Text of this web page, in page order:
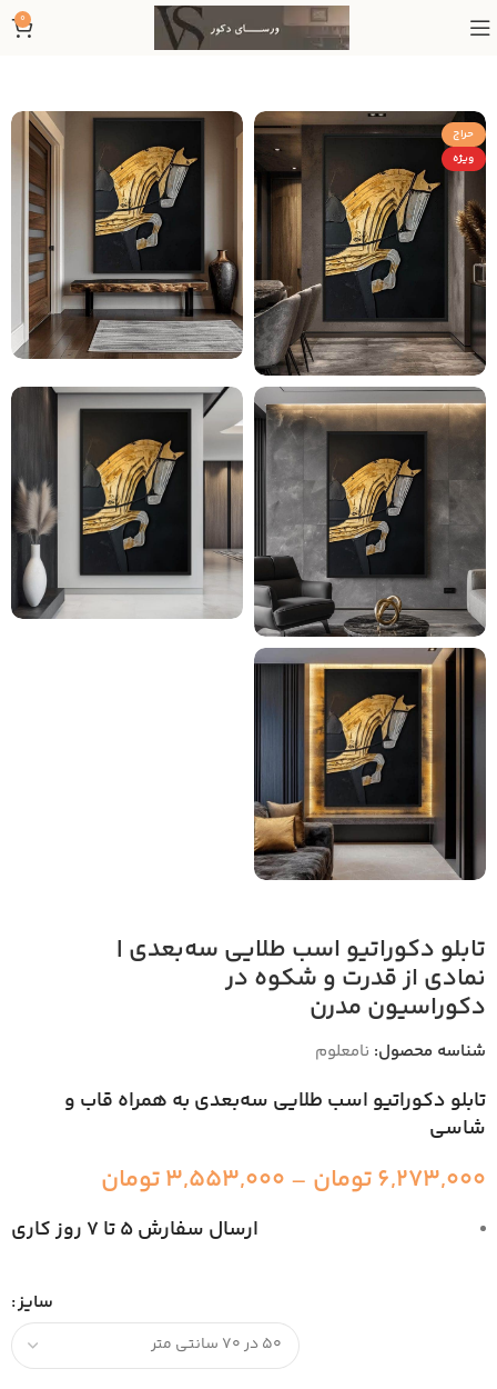
0
حراج
ویژه
تابلو دکوراتیو اسب طلایی سه‌بعدی |
نمادی از قدرت و شکوه در
دکوراسیون مدرن
شناسه محصول: نامعلوم
تابلو دکوراتیو اسب طلایی سه‌بعدی به همراه قاب و
شاسی
6,273,000تومان –
3,553,000تومان
ارسال سفارش 5 تا 7 روز کاری
سایز